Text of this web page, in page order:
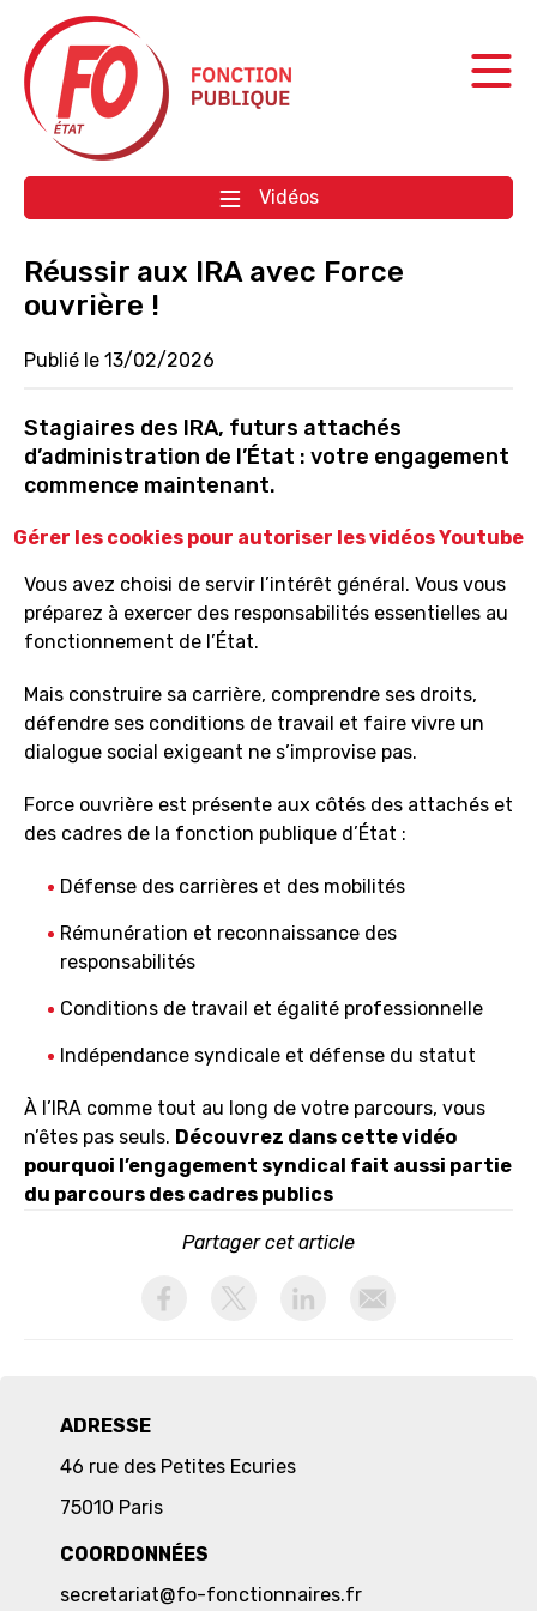
Aller à la navigation
Aller au contenu
Vidéos
Réussir aux IRA avec Force
ouvrière !
Publié le 13/02/2026
Stagiaires des IRA, futurs attachés
d’administration de l’État : votre engagement
commence maintenant.
Gérer les cookies pour autoriser les vidéos Youtube
Vous avez choisi de servir l’intérêt général. Vous vous
préparez à exercer des responsabilités essentielles au
fonctionnement de l’État.
Mais construire sa carrière, comprendre ses droits,
défendre ses conditions de travail et faire vivre un
dialogue social exigeant ne s’improvise pas.
Force ouvrière est présente aux côtés des attachés et
des cadres de la fonction publique d’État :
Défense des carrières et des mobilités
Rémunération et reconnaissance des
responsabilités
Conditions de travail et égalité professionnelle
Indépendance syndicale et défense du statut
À l’IRA comme tout au long de votre parcours, vous
n’êtes pas seuls. Découvrez dans cette vidéo
pourquoi l’engagement syndical fait aussi partie
du parcours des cadres publics
Partager cet article
ADRESSE
46 rue des Petites Ecuries
75010 Paris
COORDONNÉES
secretariat@fo-fonctionnaires.fr